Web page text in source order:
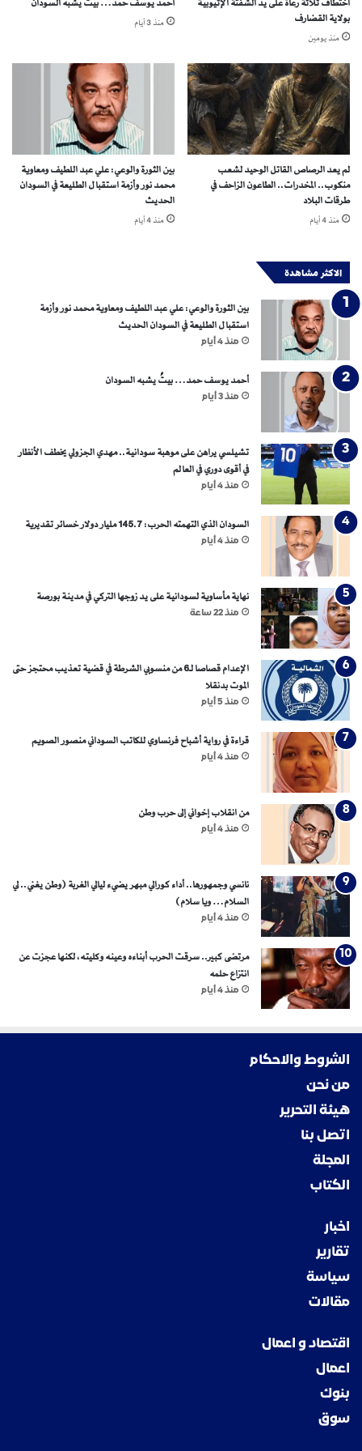
اأ
ز
م
ا
ل
ي
ة
ا
ن
ل
أ
ق
اختطاف ثلاثة رعاة على يد الشفتة الإثيوبية
بولاية القضارف
منذ يومين
أحمد يوسف حمد… بيتٌ يشبه السودان
منذ 3 أيام
لم يعد الرصاص القاتل الوحيد لشعب
منكوب.. المخدرات.. الطاعون الزاحف في
طرقات البلاد
منذ 4 أيام
بين الثورة والوعي: علي عبد اللطيف ومعاوية
محمد نور وأزمة استقبال الطليعة في السودان
الحديث
منذ 4 أيام
الاكثر مشاهدة
بين الثورة والوعي: علي عبد اللطيف ومعاوية محمد نور وأزمة
استقبال الطليعة في السودان الحديث
منذ 4 أيام
أحمد يوسف حمد… بيتٌ يشبه السودان
منذ 3 أيام
تشيلسي يراهن على موهبة سودانية.. مهدي الجزولي يخطف الأنظار
في أقوى دوري في العالم
منذ 4 أيام
السودان الذي التهمته الحرب: 145.7 مليار دولار خسائر تقديرية
منذ 4 أيام
نهاية مأساوية لسودانية على يد زوجها التركي في مدينة بورصة
منذ 22 ساعة
الإعدام قصاصا لـ6 من منسوبي الشرطة في قضية تعذيب محتجز حتى
الموت بدنقلا
منذ 5 أيام
قراءة في رواية أشباح فرنساوي للكاتب السوداني منصور الصويم
منذ 4 أيام
من انقلاب إخواني إلى حرب وطن
منذ 4 أيام
نانسي وجمهورها.. أداء كورالي مبهر يضيء ليالي الغربة (وطن يغني.. لي
السلام… ويا سلام)
منذ 4 أيام
مرتضى كبير.. سرقت الحرب أبناءه وعينه وكليته، لكنها عجزت عن
انتزاع حلمه
منذ 4 أيام
الشروط والاحكام
من نحن
هيئة التحرير
اتصل بنا
المجلة
الكتاب
اخبار
تقارير
سياسة
مقالات
اقتصاد و اعمال
اعمال
بنوك
سوق